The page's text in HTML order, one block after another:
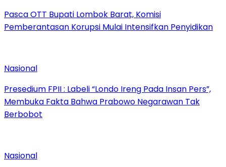
Pasca OTT Bupati Lombok Barat, Komisi
Pemberantasan Korupsi Mulai Intensifkan Penyidikan
Nasional
Presedium FPII : Labeli “Londo Ireng Pada Insan Pers”,
Membuka Fakta Bahwa Prabowo Negarawan Tak
Berbobot
Nasional